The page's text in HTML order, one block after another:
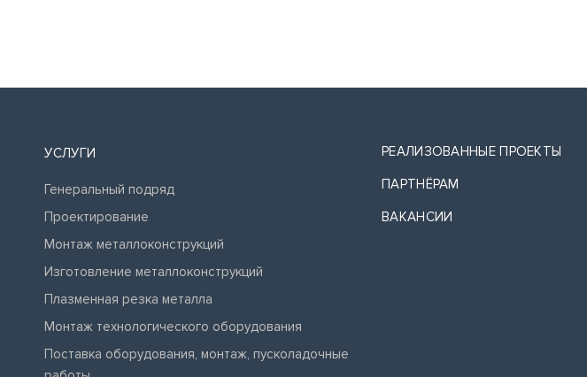
УСЛУГИ
Генеральный подряд
Проектирование
Монтаж металлоконструкций
Изготовление металлоконструкций
Плазменная резка металла
Монтаж технологического оборудования
Поставка оборудования, монтаж, пусколадочные
РЕАЛИЗОВАННЫЕ ПРОЕКТЫ
ПАРТНЁРАМ
ВАКАНСИИ